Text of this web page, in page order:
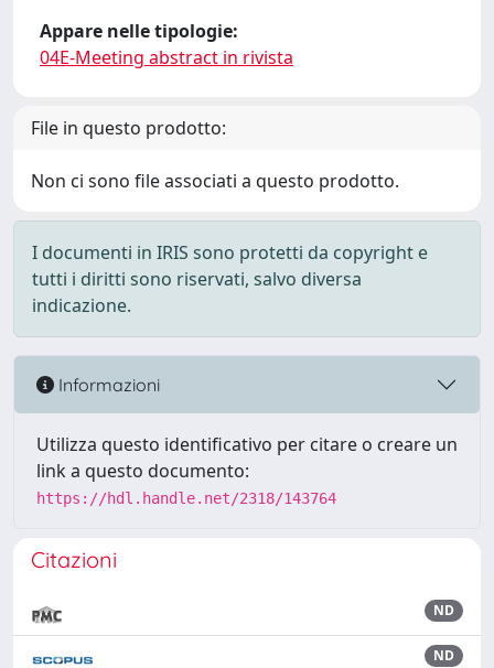
Appare nelle tipologie:
04E-Meeting abstract in rivista
File in questo prodotto:
Non ci sono file associati a questo prodotto.
I documenti in IRIS sono protetti da copyright e
tutti i diritti sono riservati, salvo diversa
indicazione.
Informazioni
Utilizza questo identificativo per citare o creare un
link a questo documento:
https://hdl.handle.net/2318/143764
Citazioni
ND
ND